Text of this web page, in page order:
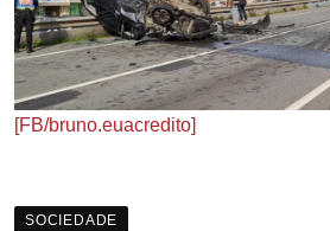
[FB/bruno.euacredito]
SOCIEDADE